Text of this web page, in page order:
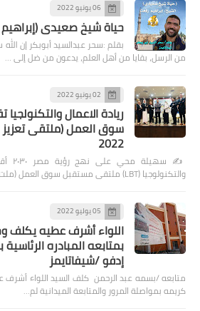
06 يونيو 2022
حياة شيخ صعيدى
بقلم :سحر عبدالسيد أبوبكر إن
من الرسل، بقايا من أهل العلم، يدعون من ضل إلى …
02 يونيو 2022
ريادة الاعمال
سوق العمل (ملتقى تعزيز
2022
✍️
والتكنولوجيا (LBT) ملتقى مستقبل سوق العمل (ملت…
05 يوليو 2022
اللواء أشرف عطيه يكلف
بمتابعه المبادره
إدفو /شيفاتايمز
متابعه /بسمه عبد الرحمن كلف السيد اللواء
كريمه بمواصلة المرور والمتابعة الميدانية لم…